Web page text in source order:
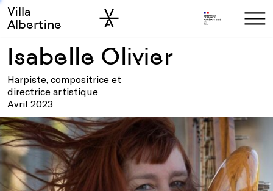
Skip to main
Skip to sidebar
Villa
Albertine
Isabelle Olivier
Harpiste, compositrice et
directrice artistique
Avril 2023